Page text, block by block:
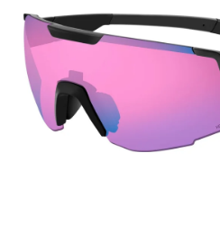
hvězdiček.